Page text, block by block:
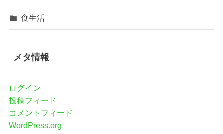
食生活
メタ情報
ログイン
投稿フィード
コメントフィード
WordPress.org